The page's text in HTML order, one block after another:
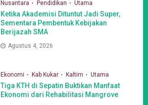
Nusantara Pendidikan Utama
Ketika Akademisi Dituntut Jadi Super,
Sementara Pembentuk Kebijakan
Berijazah SMA
Agustus 4, 2026
Ekonomi Kab Kukar Kaltim Utama
Tiga KTH di Sepatin Buktikan Manfaat
Ekonomi dari Rehabilitasi Mangrove